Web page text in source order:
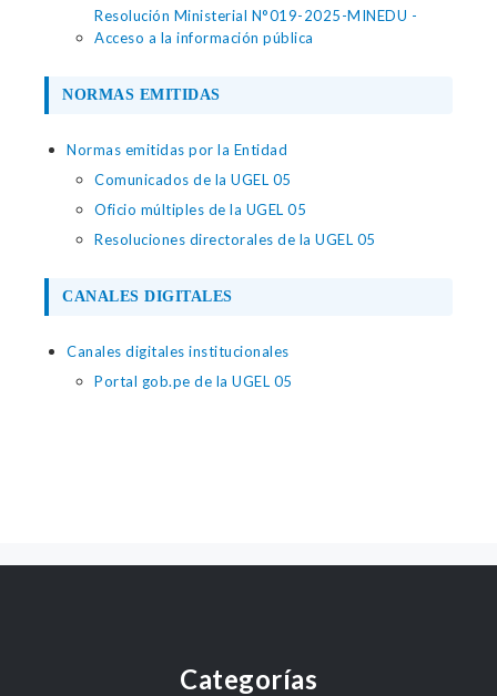
Resolución Ministerial N°019-2025-MINEDU -
Acceso a la información pública
NORMAS EMITIDAS
Normas emitidas por la Entidad
Comunicados de la UGEL 05
Oficio múltiples de la UGEL 05
Resoluciones directorales de la UGEL 05
CANALES DIGITALES
Canales digitales institucionales
Portal gob.pe de la UGEL 05
Categorías